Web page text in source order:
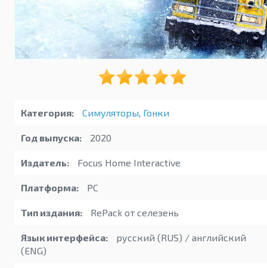
Категория: Симуляторы, Гонки
Год выпуска: 2020
Издатель: Focus Home Interactive
Платформа: PC
Тип издания: RePack от селезень
Язык интерфейса:
русский (RUS) / английский
(ENG)